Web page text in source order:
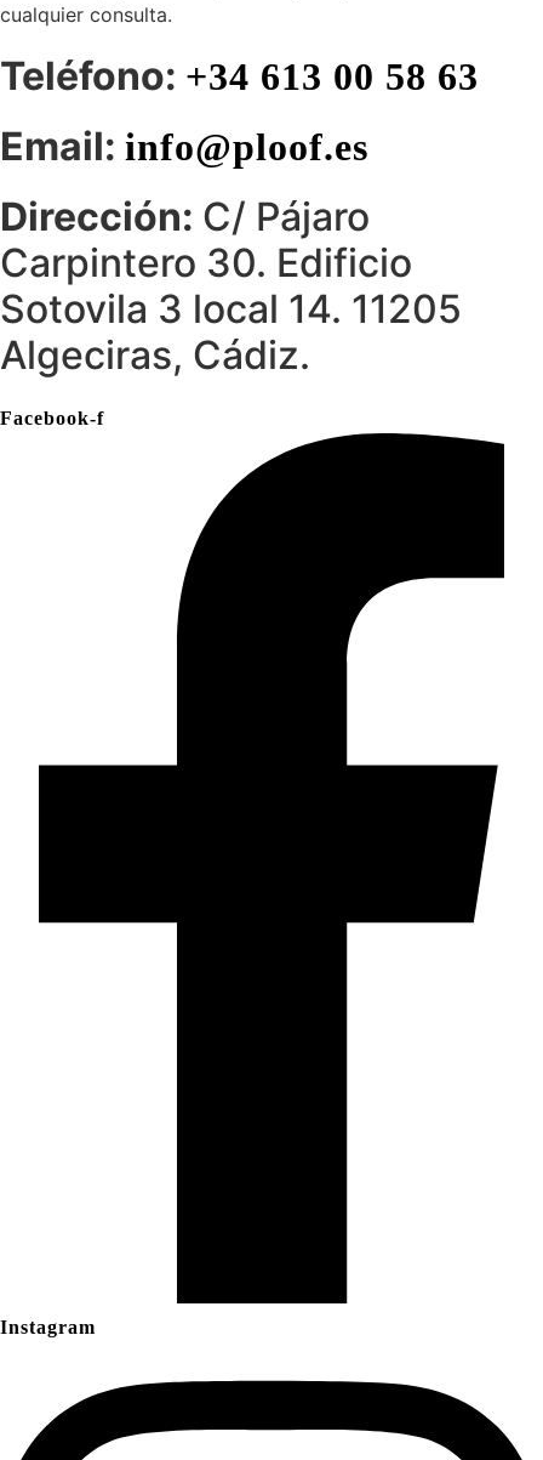
cualquier consulta.
Teléfono: +34 613 00 58 63
Email: info@ploof.es
Dirección: C/ Pájaro
Carpintero 30. Edificio
Sotovila 3 local 14. 11205
Algeciras, Cádiz.
Facebook-f
Instagram